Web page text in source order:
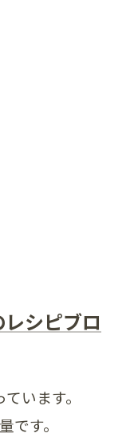
シピブロ
います。
です。